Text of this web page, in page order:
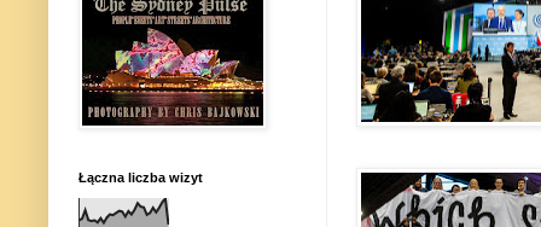
Łączna liczba wizyt